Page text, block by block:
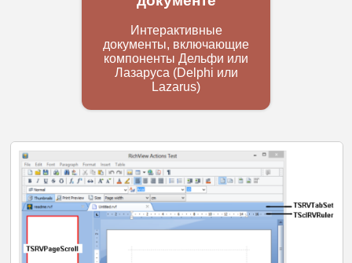
Интерактивные
документы, включающие
компоненты Дельфи или
Лазаруса (Delphi или
Lazarus)